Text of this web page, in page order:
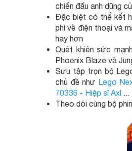
chiến đấu anh dũng
Đặc biệt có thể kết
phí về điện thoại và
hay hơn
Quét khiên sức
Phoenix Blaze và
Sưu tập trọn bộ
chủ đề như Lego
70336 - Hiệp sĩ Axl ...
Theo dõi cùng bộ